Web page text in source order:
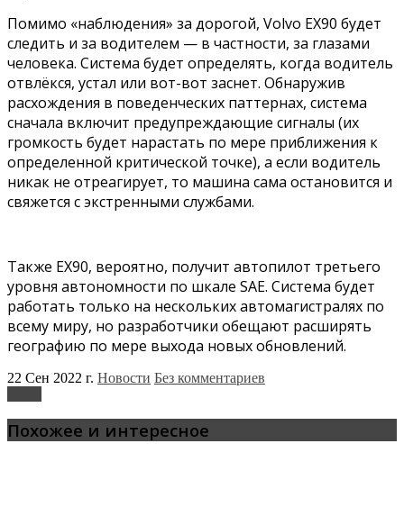
Помимо «наблюдения» за дорогой, Volvo EX90 будет
следить и за водителем — в частности, за глазами
человека. Система будет определять, когда водитель
отвлёкся, устал или вот-вот заснет. Обнаружив
расхождения в поведенческих паттернах, система
сначала включит предупреждающие сигналы (их
громкость будет нарастать по мере приближения к
определенной критической точке), а если водитель
никак не отреагирует, то машина сама остановится и
свяжется с экстренными службами.
Также EX90, вероятно, получит автопилот третьего
уровня автономности по шкале SAE. Система будет
работать только на нескольких автомагистралях по
всему миру, но разработчики обещают расширять
географию по мере выхода новых обновлений.
22 Сен 2022 г. Новости Без комментариев
Похожее и интересное